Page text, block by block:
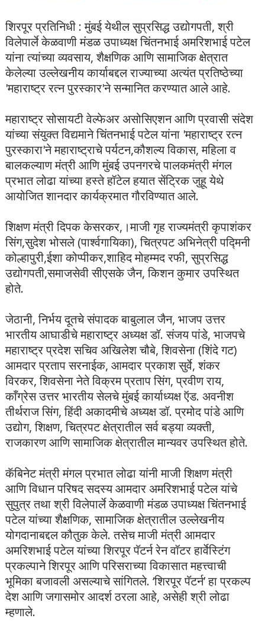
शिरपूर प्रतिनिधी : मुंबई येथील सुप्रसिद्ध उद्योगपती, श्री
विलेपार्ले केळवाणी मंडळ उपाध्यक्ष चिंतनभाई अमरिशभाई पटेल
यांना त्यांच्या व्यवसाय, शैक्षणिक आणि सामाजिक क्षेत्रात
केलेल्या उल्लेखनीय कार्याबद्दल राज्याच्या अत्यंत प्रतिष्ठेच्या
'महाराष्ट्र रत्न पुरस्कार'ने सन्मानित करण्यात आले आहे.
महाराष्ट्र सोसायटी वेल्फेअर असोसिएशन आणि प्रवासी संदेश
यांच्या संयुक्त विद्यमाने चिंतनभाई पटेल यांना 'महाराष्ट्र रत्न
पुरस्कारा'ने महाराष्ट्राचे पर्यटन,कौशल्य विकास, महिला व
बालकल्याण मंत्री आणि मुंबई उपनगरचे पालकमंत्री मंगल
प्रभात लोढा यांच्या हस्ते हॉटेल हयात सेंट्रिक जुहू येथे
आयोजित शानदार कार्यक्रमात गौरविण्यात आले.
शिक्षण मंत्री दिपक केसरकर,।माजी गृह राज्यमंत्री कृपाशंकर
सिंग,सुदेश भोसले (पार्श्वगायिका), चित्रपट अभिनेत्री पद्मिनी
कोल्हापुरी,ईशा कोप्पीकर,शाहिद मोहम्मद रफी, सुप्रसिद्ध
उद्योगपती,समाजसेवी सीएसके जैन, किशन कुमार उपस्थित
होते.
जेठानी, निर्भय दूतचे संपादक बाबुलाल जैन, भाजप उत्तर
भारतीय आघाडीचे महाराष्ट्र अध्यक्ष डॉ. संजय पांडे, भाजपचे
महाराष्ट्र प्रदेश सचिव अखिलेश चौबे, शिवसेना (शिंदे गट)
आमदार प्रताप सरनाईक, आमदार प्रकाश सुर्वे, शंकर
विरकर, शिवसेना नेते विक्रम प्रताप सिंग, प्रवीण राय,
काँग्रेस उत्तर भारतीय सेलचे मुंबई कार्याध्यक्ष ऍड. अवनीश
तीर्थराज सिंग, हिंदी अकादमीचे अध्यक्ष डॉ. प्रमोद पांडे आणि
उद्योग, शिक्षण, चित्रपट क्षेत्रातील सर्व बड्या व्यक्ती,
राजकारण आणि सामाजिक क्षेत्रातील मान्यवर उपस्थित होते.
कॅबिनेट मंत्री मंगल प्रभात लोढा यांनी माजी शिक्षण मंत्री
आणि विधान परिषद सदस्य आमदार अमरिशभाई पटेल यांचे
सुपुत्र तथा श्री विलेपार्ले केळवाणी मंडळ उपाध्यक्ष चिंतनभाई
पटेल यांच्या शैक्षणिक, सामाजिक क्षेत्रातील उल्लेखनीय
योगदानाबद्दल कौतुक केले. तसेच माजी मंत्री आमदार
अमरिशभाई पटेल यांच्या शिरपूर पॅटर्न रेन वॉटर हार्वेस्टिंग
प्रकल्पाने शिरपूर आणि परिसराच्या विकासात महत्त्वाची
भूमिका बजावली असल्याचे सांगितले. ‘शिरपूर पॅटर्न’ हा प्रकल्प
देश आणि जगासमोर आदर्श ठरला आहे, असेही श्री लोढा
म्हणाले.